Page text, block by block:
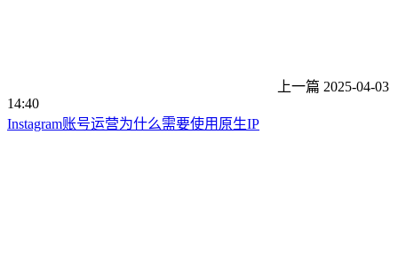
上一篇 2025-04-03
14:40
Instagram账号运营为什么需要使用原生IP